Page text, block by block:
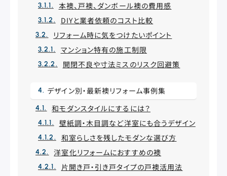
本襖、戸襖、ダンボール襖の費用感
DIYと業者依頼のコスト比較
リフォーム時に気をつけたいポイント
マンション特有の施工制限
開閉不良や寸法ミスのリスク回避策
デザイン別・最新襖リフォーム事例集
和モダンスタイルにするには？
壁紙調・木目調など洋室にも合うデザイン
和室らしさを残したモダンな選び方
洋室化リフォームにおすすめの襖
片開き戸・引き戸タイプの戸襖活用法